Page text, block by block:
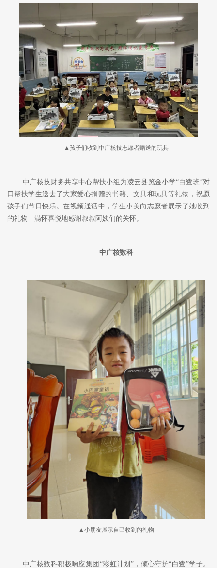
▲孩子们收到中广核技志愿者赠送的玩具
中广核技财务共享中心帮扶小组为凌云县览金小学“白鹭班”对
口帮扶学生送去了大家爱心捐赠的书籍、文具和玩具等礼物，祝愿
孩子们节日快乐。在视频通话中，学生小美向志愿者展示了她收到
的礼物，满怀喜悦地感谢叔叔阿姨们的关怀。
中广核数科
▲小朋友展示自己收到的礼物
中广核数科积极响应集团 “彩虹计划”，倾心守护“白鹭”学子。